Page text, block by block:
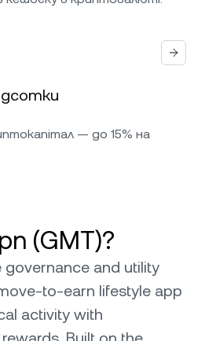
— до 15% на
(GMT)?
governance and utility
to-earn lifestyle app
activity with